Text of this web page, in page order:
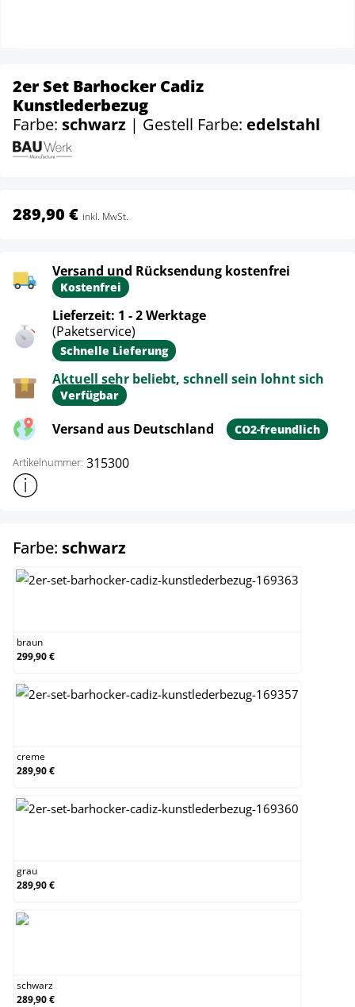
2er Set Barhocker Cadiz
Kunstlederbezug
Farbe: schwarz | Gestell Farbe: edelstahl
289,90 € inkl. MwSt.
Versand und Rücksendung kostenfrei
Kostenfrei
Lieferzeit: 1 - 2 Werktage
(Paketservice)
Schnelle Lieferung
Aktuell sehr beliebt, schnell sein lohnt sich
Verfügbar
Versand aus Deutschland CO2-freundlich
Artikelnummer: 315300
Weitere Produktinformationen anzeigen
Farbe: schwarzauswählen
braun
299,90 €
creme
289,90 €
grau
289,90 €
schwarz
289,90 €